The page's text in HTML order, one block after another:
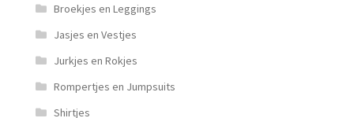
Broekjes en Leggings
Jasjes en Vestjes
Jurkjes en Rokjes
Rompertjes en Jumpsuits
Shirtjes